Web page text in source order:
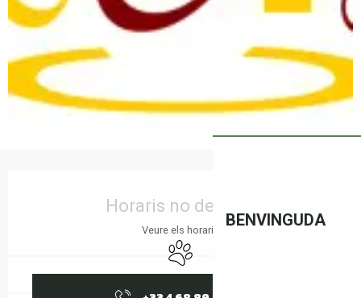
BENVINGUDA
Horaris no definits
Veure els horaris
Animals accepted